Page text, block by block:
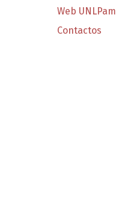
Web UNLPam
Contactos